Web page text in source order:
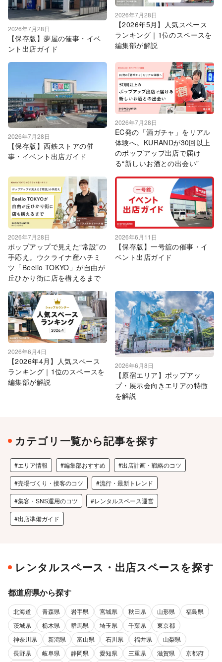
2026年7月28日
【保存版】夢屋の催事・イベ
ント出店ガイド
2026年7月28日
【2026年5月】人気スペース
ランキング｜1位のスペースを
編集部が解説
2026年7月28日
【保存版】西鉄ストアの催
事・イベント出店ガイド
2026年7月28日
EC発の「酒ガチャ」をリアル
体験へ。KURANDが30回以上
のポップアップ出店で届け
る“新しいお酒との出会い”
2026年7月28日
ポップアップで見えた“常設”の
手応え。ウクライナ産ハチミ
ツ「Beelio TOKYO」が自由が
丘ひかり街に店を構えるまで
2026年6月11日
【保存版】一号舘の催事・イ
ベント出店ガイド
2026年6月4日
【2026年4月】人気スペース
ランキング｜1位のスペースを
編集部が解説
2026年6月8日
【原宿エリア】ポップアッ
プ・展示会向きエリアの特徴
を解説
カテゴリ一覧から記事を探す
#エリア情報 #編集部おすすめ #出店計画・戦略のコツ
#売場づくり・接客のコツ #流行・最新トレンド
#集客・SNS運用のコツ #レンタルスペース運営
#出店準備ガイド
レンタルスペース・出店スペースを探す
都道府県から探す
北海道 青森県 岩手県 宮城県 秋田県 山形県
福島県
茨城県
栃木県 群馬県 埼玉県 千葉県
東京都
神奈川県
新潟県 富山県 石川県 福井県
山梨県
長野県
岐阜県 静岡県 愛知県 三重県 滋賀県
京都府